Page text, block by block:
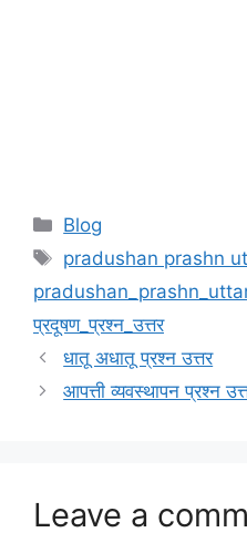
Categories
Blog
Tags
pradushan prashn
प्रदूषण_प्रश्न_उत्तर
धातू अधातू प्रश्न उत्तर
आपत्ती व्यवस्थापन प्रश्न
Leave a